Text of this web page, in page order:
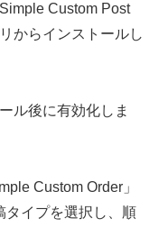
Custom Post
からインストールし
ル後に有効化しま
Custom Order」
タイプを選択し、順